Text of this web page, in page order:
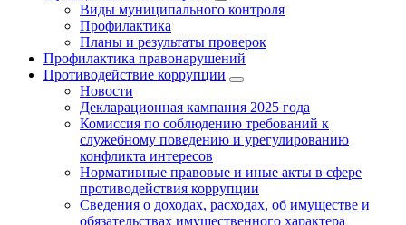
Виды муниципального контроля
Профилактика
Планы и результаты проверок
Профилактика правонарушений
Противодействие коррупции
Новости
Декларационная кампания 2025 года
Комиссия по соблюдению требований к
служебному поведению и урегулированию
конфликта интересов
Нормативные правовые и иные акты в сфере
противодействия коррупции
Сведения о доходах, расходах, об имуществе и
обязательствах имущественного характера